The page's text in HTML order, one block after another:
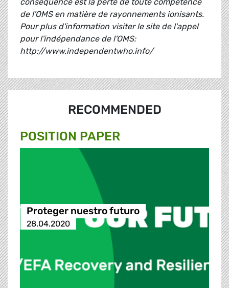
de l'OMS en matière de rayonnements ionisants.
Pour plus d'information visiter le site de l'appel
pour l'indépendance de l'OMS:
http://www.independentwho.info/
RECOMMENDED
POSITION PAPER
Proteger nuestro futuro
28.04.2020